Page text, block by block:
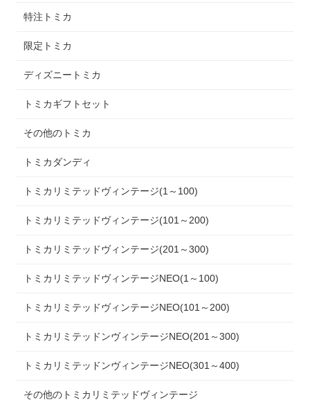
特注トミカ
限定トミカ
ディズニートミカ
トミカギフトセット
その他のトミカ
トミカダンディ
トミカリミテッドヴィンテージ(1～100)
トミカリミテッドヴィンテージ(101～200)
トミカリミテッドヴィンテージ(201～300)
トミカリミテッドヴィンテージNEO(1～100)
トミカリミテッドヴィンテージNEO(101～200)
トミカリミテッドンヴィンテージNEO(201～300)
トミカリミテッドンヴィンテージNEO(301～400)
その他のトミカリミテッドヴィンテージ